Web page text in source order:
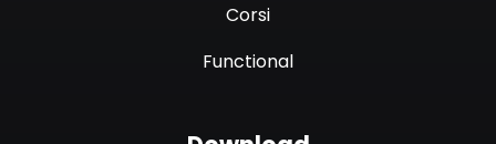
Corsi
Functional